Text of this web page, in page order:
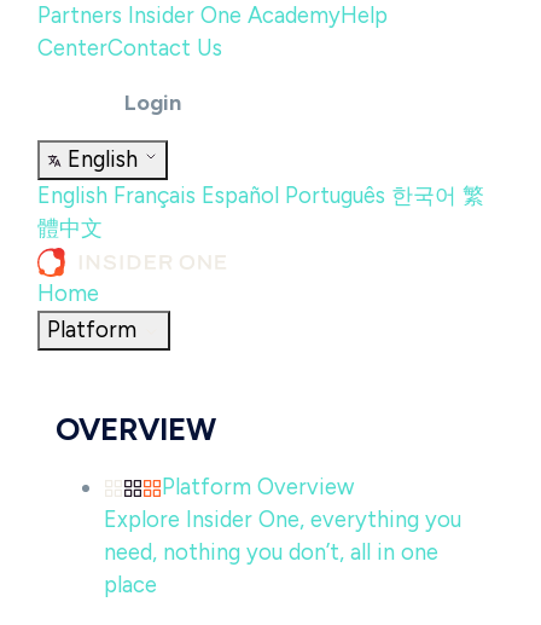
Partners Insider One AcademyHelp
CenterContact Us
Login
English
English Français Español Português 한국어 繁
體中文
Home
Platform
OVERVIEW
Platform Overview
Explore Insider One, everything you
need, nothing you don’t, all in one
place